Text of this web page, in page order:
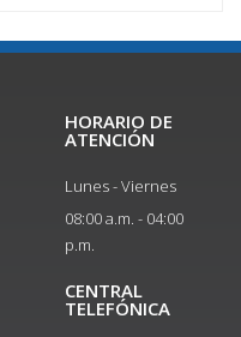
HORARIO DE
ATENCIÓN
Lunes - Viernes
08:00 a.m. - 04:00
p.m.
CENTRAL
TELEFÓNICA